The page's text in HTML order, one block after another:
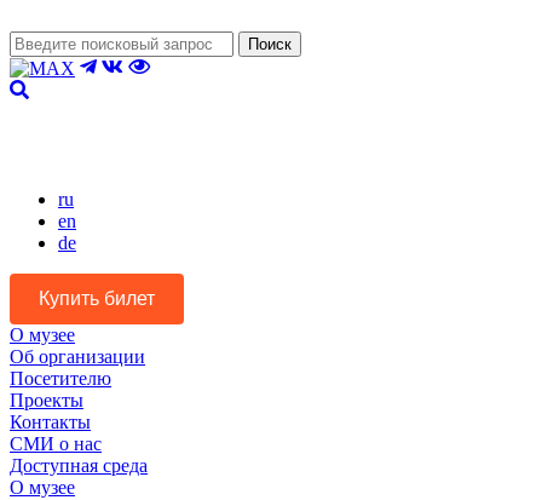
Поиск
ru
en
de
Купить билет
О музее
Об организации
Посетителю
Проекты
Контакты
СМИ о нас
Доступная среда
О музее